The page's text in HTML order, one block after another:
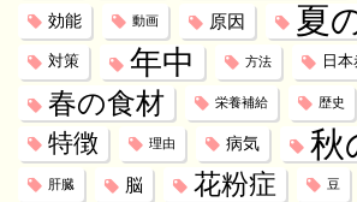
効能 動画 原因 夏
対策 年中 方法 日
春の食材 栄養補給 歴史
特徴 理由 病気 秋
肝臓 脳 花粉症 豆